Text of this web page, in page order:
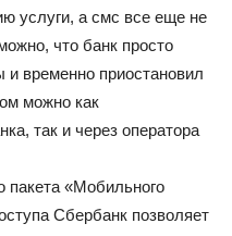
услуги, а смс все еще не
что банк просто
и временно приостановил
можно как
так и через оператора
пакета «Мобильного
Сбербанк позволяет